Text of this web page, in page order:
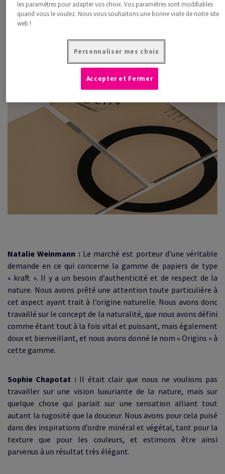
Natalie Weinmann : Le marché est porteur d’une véritable
demande en ce qui concerne la gamme de papiers de type
« kraft ». Il y a un besoin d’authenticité et de respect de la
nature. Nous avons prêté une attention toute particulière à
cet aspect ayant trait à l’origine naturelle. Nous avons donc
travaillé sur le concept de la naturalité, que nous avons défini
comme étant tout à la fois vital et puissant, mais également
doux et bienveillant, et nous avons donné le nom « Origins » à
cette gamme.
Sophie Chapotat : Il était clair que nous ne voulions pas
travailler sur une vision luxuriante de la nature, mais sur
quelque chose qui pariait sur une sensation alliant tout
autant la rugosité que la douceur. Nous avons pour cela puisé
dans des inspirations d’ordre minéral et végétal, tant pour la
texture que pour les couleurs, et estimons être ainsi
parvenus à un résultat très élégant.
les paramètres pour adapter vos choix. Vos paramètres sont modifiables
quand vous le voulez. Nous vous souhaitons une bonne visite de notre site
web !
Personnaliser mes choix
Accepter et Fermer